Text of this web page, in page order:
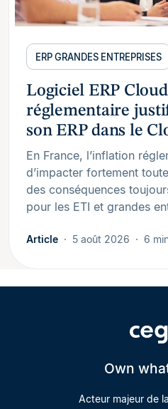
ERP GRANDES ENTREPRISES
Logiciel ERP
réglementaire
son ERP dans le
En France, l’inflation
d’impacter fortement
des conséquences
pour les ETI et grandes
Article 5 août 2026 6
Own
Acteur majeur de